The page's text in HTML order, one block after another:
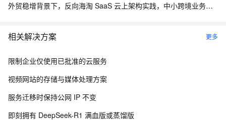
外贸稳增背景下，反向海淘 SaaS 云上架构实践，中小跨境业务如何低成本扛住流量脉冲
相关解决方案 更多
限制企业仅使用已批准的云服务
视频网站的存储与媒体处理方案
服务迁移时保持公网 IP 不变
即刻拥有 DeepSeek-R1 满血版或蒸馏版